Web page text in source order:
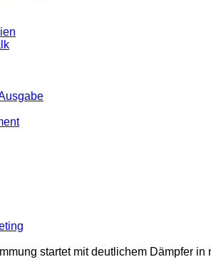
startet mit deutlichem Dämpfer in